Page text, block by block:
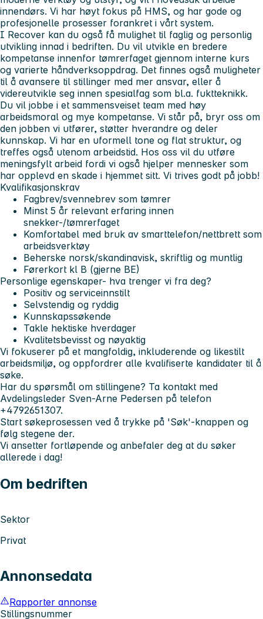
innendørs. Vi har høyt fokus på HMS, og har gode og
profesjonelle prosesser forankret i vårt system.
I Recover kan du også få mulighet til faglig og personlig
utvikling innad i bedriften. Du vil utvikle en bredere
kompetanse innenfor tømrerfaget gjennom interne kurs
og varierte håndverksoppdrag. Det finnes også muligheter
til å avansere til stillinger med mer ansvar, eller å
videreutvikle seg innen spesialfag som bl.a. fuktteknikk.
Du vil jobbe i et sammensveiset team med høy
arbeidsmoral og mye kompetanse. Vi står på, bryr oss om
den jobben vi utfører, støtter hverandre og deler
kunnskap. Vi har en uformell tone og flat struktur, og
treffes også utenom arbeidstid. Hos oss vil du utføre
meningsfylt arbeid fordi vi også hjelper mennesker som
har opplevd en skade i hjemmet sitt. Vi trives godt på jobb!
Kvalifikasjonskrav
Fagbrev/svennebrev som tømrer
Minst 5 år relevant erfaring innen
snekker-/tømrerfaget
Komfortabel med bruk av smarttelefon/nettbrett som
arbeidsverktøy
Beherske norsk/skandinavisk, skriftlig og muntlig
Førerkort kl B (gjerne BE)
Personlige egenskaper- hva trenger vi fra deg?
Positiv og serviceinnstilt
Selvstendig og ryddig
Kunnskapssøkende
Takle hektiske hverdager
Kvalitetsbevisst og nøyaktig
Vi fokuserer på et mangfoldig, inkluderende og likestilt
arbeidsmiljø, og oppfordrer alle kvalifiserte kandidater til å
søke.
Har du spørsmål om stillingene? Ta kontakt med
Avdelingsleder Sven-Arne Pedersen på telefon
+4792651307.
Start søkeprosessen ved å trykke på 'Søk'-knappen og
følg stegene der.
Vi ansetter fortløpende og anbefaler deg at du søker
allerede i dag!
Om bedriften
Sektor
Privat
Annonsedata
Rapporter annonse
Stillingsnummer